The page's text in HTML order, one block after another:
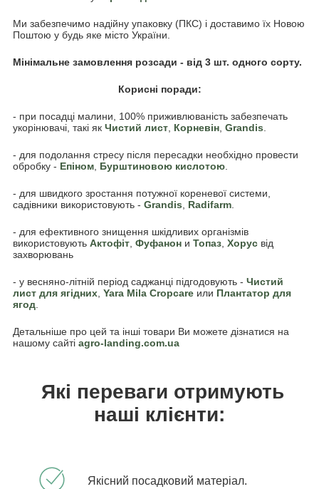
Ми забезпечимо надійну упаковку (ПКС) і доставимо їх Новою
Поштою у будь яке місто України.
Мінімальне замовлення розсади - від 3 шт. одного сорту.
Корисні поради:
- при посадці малини, 100% приживлюваність забезпечать
укорінювачі, такі як Чистий лист Корневін Grandis
- для подолання стресу після пересадки необхідно провести
обробку - Епіном Бурштиновою кислотою
- для швидкого зростання потужної кореневої системи,
садівники використовують - Grandis Radifarm
- для ефективного знищення шкідливих організмів
використовують Актофіт Фуфанон и Топаз Хорус від
захворювань
- у весняно-літній період саджанці підгодовують - Чистий
лист для ягідних Yara Mila Cropcare или Плантатор для
ягод
Детальніше про цей та інші товари Ви можете дізнатися на
нашому сайті agro-landing.com.ua
Які переваги отримують
наші клієнти:
Якісний посадковий матеріал.